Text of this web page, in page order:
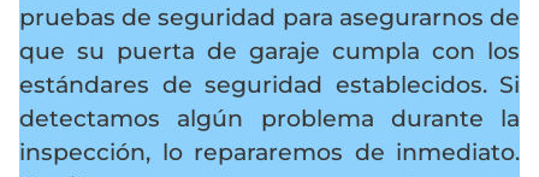
pruebas de seguridad para asegurarnos de
que su puerta de garaje cumpla con los
estándares de seguridad establecidos. Si
detectamos algún problema durante la
inspección, lo repararemos de inmediato.